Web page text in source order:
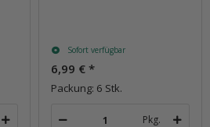
Sofort verfügbar
6,99 € *
Packung: 6 Stk.
Pkg.